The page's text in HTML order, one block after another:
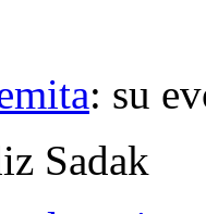
: su
Sadak